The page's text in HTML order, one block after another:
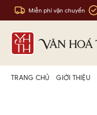
qua
dung
Miễn phí vận chuyển
TRANG CHỦ GIỚI THIỆU